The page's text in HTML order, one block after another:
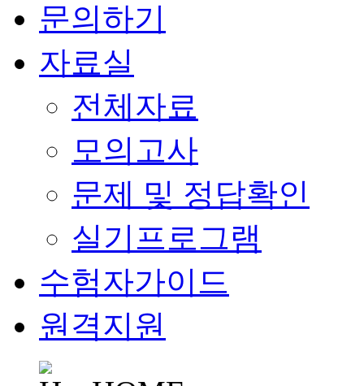
문의하기
자료실
전체자료
모의고사
문제 및 정답확인
실기프로그램
수험자가이드
원격지원